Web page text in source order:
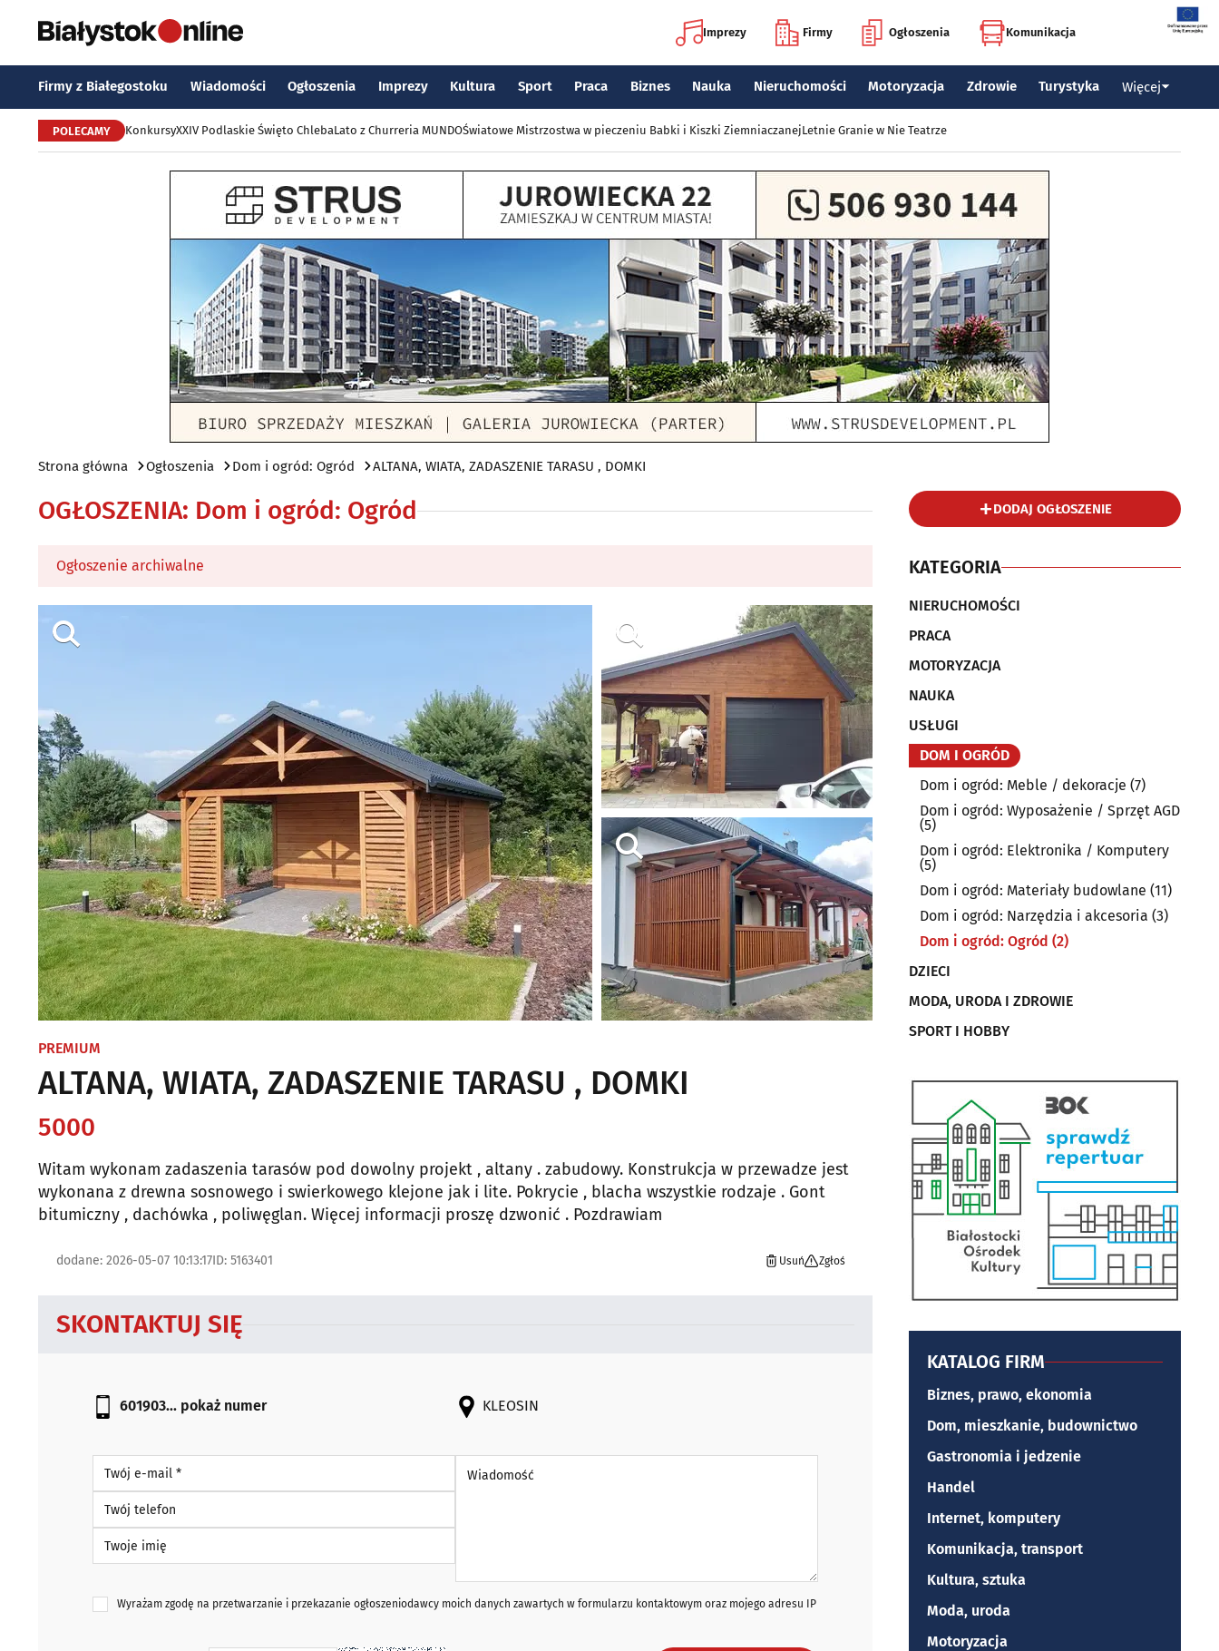
Imprezy Firmy Ogłoszenia Komunikacja
Firmy z Białegostoku Wiadomości Ogłoszenia Imprezy Kultura Sport Praca Biznes Nauka Nieruchomości Motoryzacja Zdrowie Turystyka Więcej
POLECAMY KonkursyXXIV Podlaskie Święto ChlebaLato z Churreria MUNDOŚwiatowe Mistrzostwa w pieczeniu Babki i Kiszki ZiemniaczanejLetnie Granie w Nie Teatrze
Strona główna Ogłoszenia Dom i ogród: Ogród ALTANA, WIATA, ZADASZENIE TARASU , DOMKI
OGŁOSZENIA: Dom i ogród: Ogród
Ogłoszenie archiwalne
PREMIUM
ALTANA, WIATA, ZADASZENIE TARASU , DOMKI
5000
Witam wykonam zadaszenia tarasów pod dowolny projekt , altany . zabudowy. Konstrukcja w przewadze jest
wykonana z drewna sosnowego i swierkowego klejone jak i lite. Pokrycie , blacha wszystkie rodzaje . Gont
bitumiczny , dachówka , poliwęglan. Więcej informacji proszę dzwonić . Pozdrawiam
dodane: 2026-05-07 10:13:17ID: 5163401 Usuń Zgłoś
SKONTAKTUJ SIĘ
601903... pokaż numer KLEOSIN
Wyrażam zgodę na przetwarzanie i przekazanie ogłoszeniodawcy moich danych zawartych w formularzu kontaktowym oraz mojego adresu IP
DODAJ OGŁOSZENIE
KATEGORIA
NIERUCHOMOŚCI
PRACA
MOTORYZACJA
NAUKA
USŁUGI
DOM I OGRÓD
Dom i ogród: Meble / dekoracje (7)
Dom i ogród: Wyposażenie / Sprzęt AGD
(5)
Dom i ogród: Elektronika / Komputery
(5)
Dom i ogród: Materiały budowlane (11)
Dom i ogród: Narzędzia i akcesoria (3)
Dom i ogród: Ogród (2)
DZIECI
MODA, URODA I ZDROWIE
SPORT I HOBBY
KATALOG FIRM
Biznes, prawo, ekonomia
Dom, mieszkanie, budownictwo
Gastronomia i jedzenie
Handel
Internet, komputery
Komunikacja, transport
Kultura, sztuka
Moda, uroda
Motoryzacja